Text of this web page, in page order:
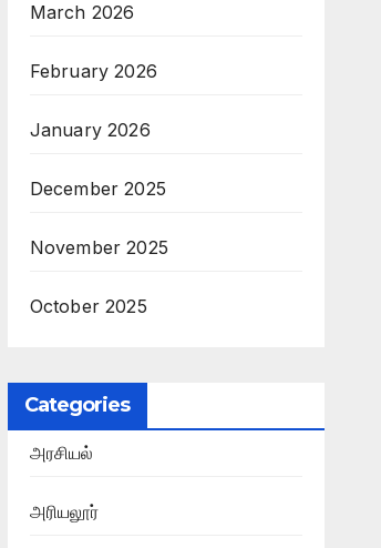
March 2026
February 2026
January 2026
December 2025
November 2025
October 2025
Categories
அரசியல்
அரியலூர்